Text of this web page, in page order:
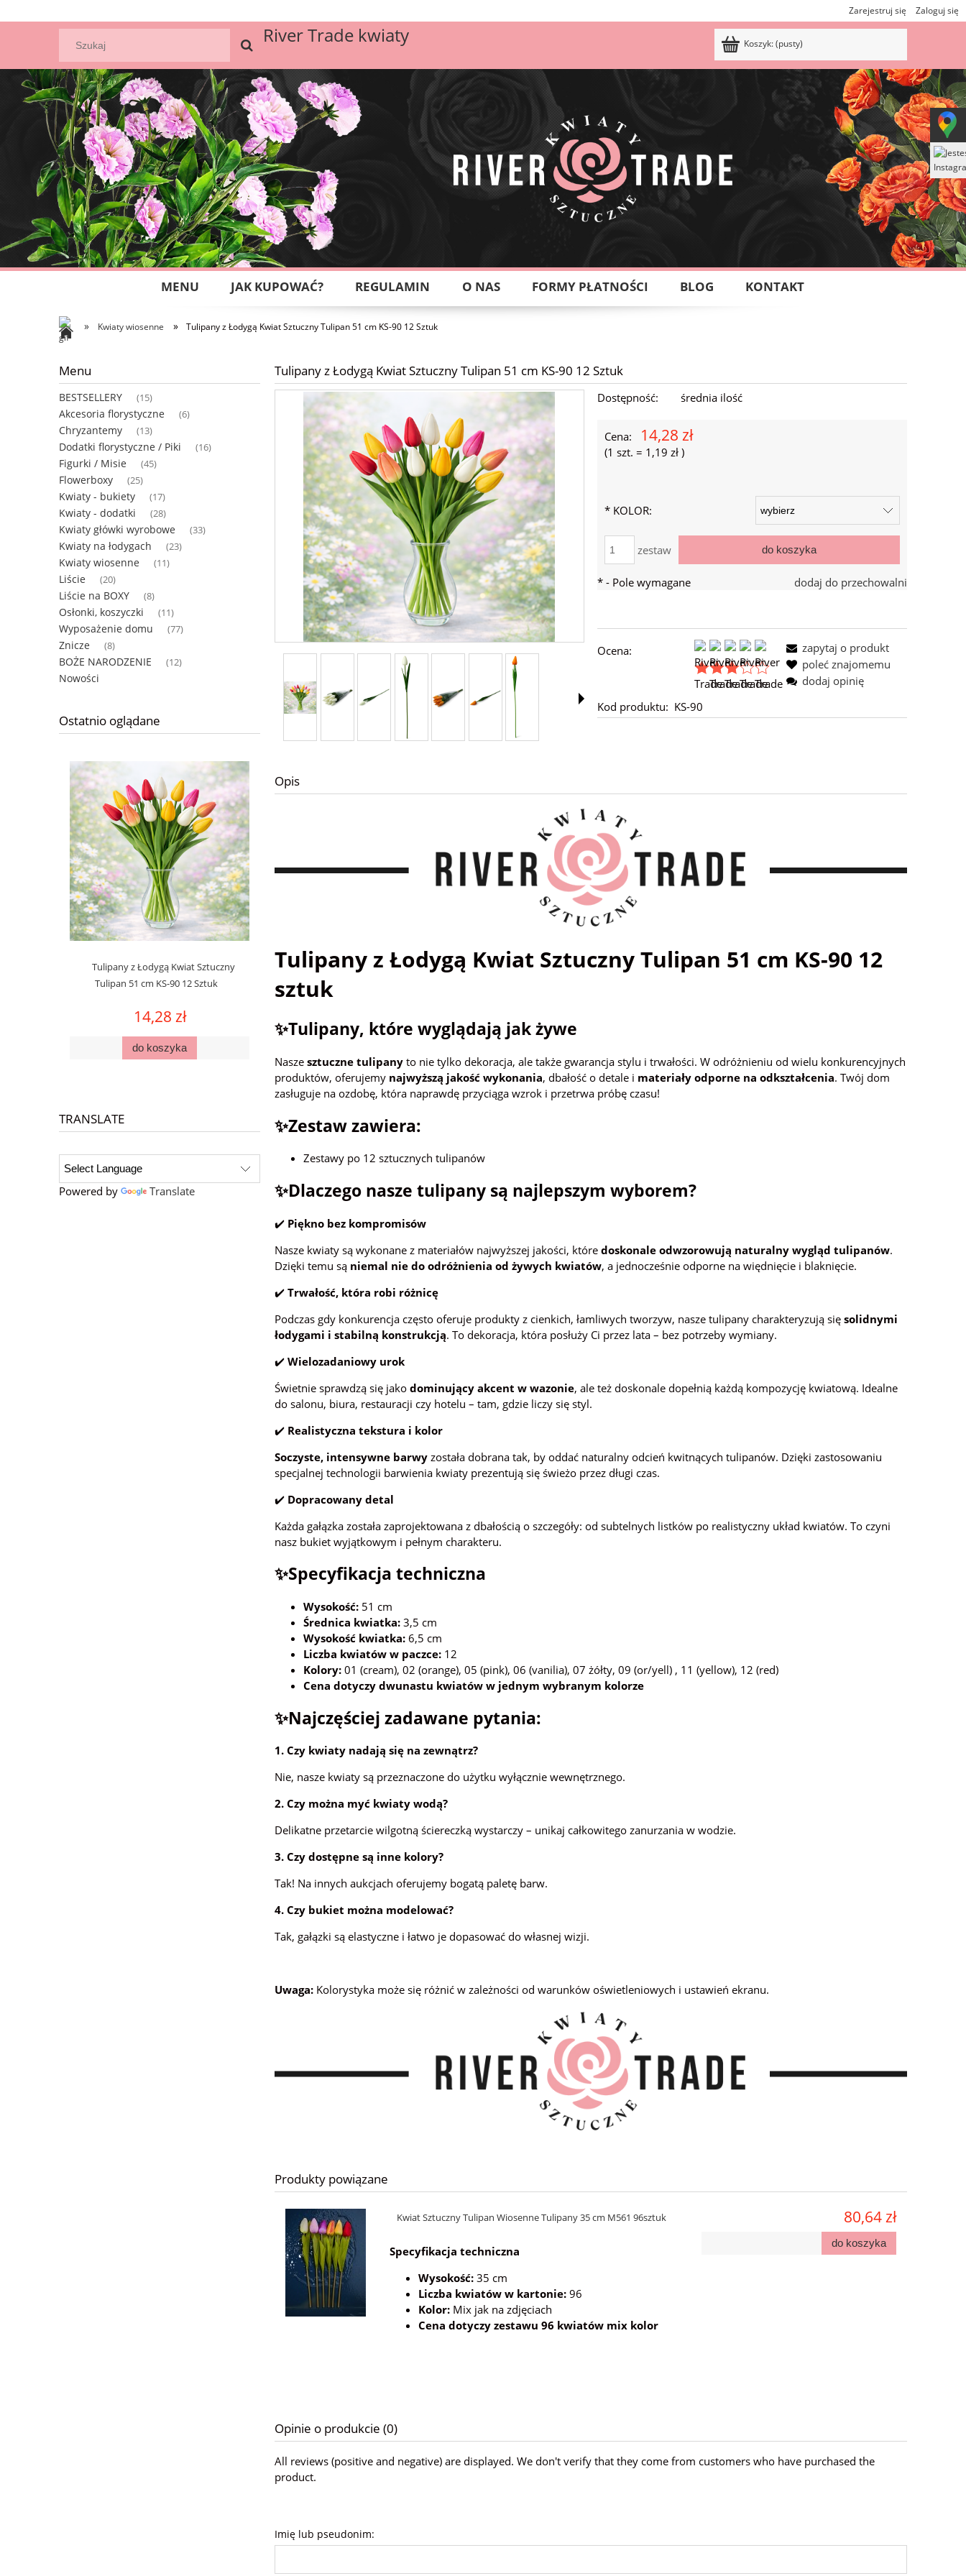
Zarejestruj się Zaloguj się
River Trade kwiaty Koszyk:(pusty)
MENU JAK KUPOWAĆ? REGULAMIN O NAS FORMY PŁATNOŚCI BLOG KONTAKT
» Kwiaty wiosenne » Tulipany z Łodygą Kwiat Sztuczny Tulipan 51 cm KS-90 12 Sztuk
Menu
BESTSELLERY (15)
Akcesoria florystyczne (6)
Chryzantemy (13)
Dodatki florystyczne / Piki (16)
Figurki / Misie (45)
Flowerboxy (25)
Kwiaty - bukiety (17)
Kwiaty - dodatki (28)
Kwiaty główki wyrobowe (33)
Kwiaty na łodygach (23)
Kwiaty wiosenne (11)
Liście (20)
Liście na BOXY (8)
Osłonki, koszyczki (11)
Wyposażenie domu (77)
Znicze (8)
BOŻE NARODZENIE (12)
Nowości
Ostatnio oglądane
Tulipany z Łodygą Kwiat Sztuczny
Tulipan 51 cm KS-90 12 Sztuk
14,28 zł
do koszyka
TRANSLATE
Powered by Translate
Tulipany z Łodygą Kwiat Sztuczny Tulipan 51 cm KS-90 12 Sztuk
Dostępność: średnia ilość
Cena: 14,28 zł
(1szt. = 1,19 zł)
* KOLOR:
zestaw do koszyka
dodaj do przechowalni
* - Pole wymagane
Ocena:
Kod produktu: KS-90
zapytaj o produkt
poleć znajomemu
dodaj opinię
Opis
Tulipany z Łodygą Kwiat Sztuczny Tulipan 51 cm KS-90 12
sztuk
✨Tulipany, które wyglądają jak żywe
Nasze sztuczne tulipany to nie tylko dekoracja, ale także gwarancja stylu i trwałości. W odróżnieniu od wielu konkurencyjnych
produktów, oferujemy najwyższą jakość wykonania, dbałość o detale i materiały odporne na odkształcenia. Twój dom
zasługuje na ozdobę, która naprawdę przyciąga wzrok i przetrwa próbę czasu!
✨Zestaw zawiera:
Zestawy po 12 sztucznych tulipanów
✨Dlaczego nasze tulipany są najlepszym wyborem?
✔️ Piękno bez kompromisów
Nasze kwiaty są wykonane z materiałów najwyższej jakości, które doskonale odwzorowują naturalny wygląd tulipanów.
Dzięki temu są niemal nie do odróżnienia od żywych kwiatów, a jednocześnie odporne na więdnięcie i blaknięcie.
✔️ Trwałość, która robi różnicę
Podczas gdy konkurencja często oferuje produkty z cienkich, łamliwych tworzyw, nasze tulipany charakteryzują się solidnymi
łodygami i stabilną konstrukcją. To dekoracja, która posłuży Ci przez lata – bez potrzeby wymiany.
✔️ Wielozadaniowy urok
Świetnie sprawdzą się jako dominujący akcent w wazonie, ale też doskonale dopełnią każdą kompozycję kwiatową. Idealne
do salonu, biura, restauracji czy hotelu – tam, gdzie liczy się styl.
✔️ Realistyczna tekstura i kolor
Soczyste, intensywne barwy została dobrana tak, by oddać naturalny odcień kwitnących tulipanów. Dzięki zastosowaniu
specjalnej technologii barwienia kwiaty prezentują się świeżo przez długi czas.
✔️ Dopracowany detal
Każda gałązka została zaprojektowana z dbałością o szczegóły: od subtelnych listków po realistyczny układ kwiatów. To czyni
nasz bukiet wyjątkowym i pełnym charakteru.
✨Specyfikacja techniczna
Wysokość: 51 cm
Średnica kwiatka: 3,5 cm
Wysokość kwiatka: 6,5 cm
Liczba kwiatów w paczce: 12
Kolory: 01 (cream), 02 (orange), 05 (pink), 06 (vanilia), 07 żółty, 09 (or/yell) , 11 (yellow), 12 (red)
Cena dotyczy dwunastu kwiatów w jednym wybranym kolorze
✨Najczęściej zadawane pytania:
1. Czy kwiaty nadają się na zewnątrz?
Nie, nasze kwiaty są przeznaczone do użytku wyłącznie wewnętrznego.
2. Czy można myć kwiaty wodą?
Delikatne przetarcie wilgotną ściereczką wystarczy – unikaj całkowitego zanurzania w wodzie.
3. Czy dostępne są inne kolory?
Tak! Na innych aukcjach oferujemy bogatą paletę barw.
4. Czy bukiet można modelować?
Tak, gałązki są elastyczne i łatwo je dopasować do własnej wizji.
Uwaga: Kolorystyka może się różnić w zależności od warunków oświetleniowych i ustawień ekranu.
Produkty powiązane
Kwiat Sztuczny Tulipan Wiosenne Tulipany 35 cm M561 96sztuk
Specyfikacja techniczna
Wysokość:35 cm
Liczba kwiatów w kartonie:96
Kolor:Mix jak na zdjęciach
Cena dotyczy zestawu 96 kwiatów mix kolor
80,64 zł
do koszyka
Opinie o produkcie (0)
All reviews (positive and negative) are displayed. We don't verify that they come from customers who have purchased the
product.
Imię lub pseudonim: